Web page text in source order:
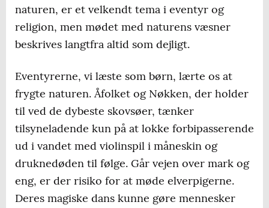
naturen, er et velkendt tema i eventyr og
religion, men mødet med naturens væsner
beskrives langtfra altid som dejligt.
Eventyrerne, vi læste som børn, lærte os at
frygte naturen. Åfolket og Nøkken, der holder
til ved de dybeste skovsøer, tænker
tilsyneladende kun på at lokke forbipasserende
ud i vandet med violinspil i måneskin og
druknedøden til følge. Går vejen over mark og
eng, er der risiko for at møde elverpigerne.
Deres magiske dans kunne gøre mennesker